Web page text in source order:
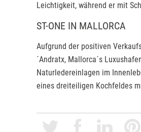
Leichtigkeit, während er mit
ST-ONE IN MALLORCA
Aufgrund der positiven
´Andratx, Mallorca´s
Naturledereinlagen im
eines dreiteiligen Kochfeldes